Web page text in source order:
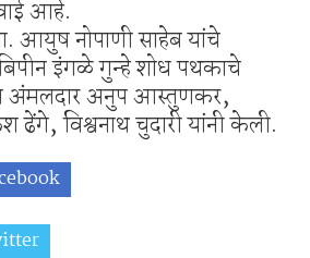
आहे.
आयुष नोपाणी साहेब यांचे
बिपीन इंगळे गुन्हे शोध पथकाचे
अंमलदार अनुप आस्तुणकर,
विश्वनाथ चुदारी यांनी केली.